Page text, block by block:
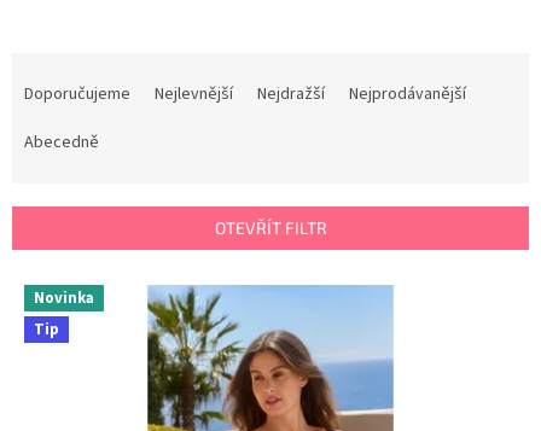
r
Doporučujeme Nejlevnější Nejdražší
Nejprodávanější
Abecedně
OTEVŘÍT FILTR
V
p
Novinka
Tip